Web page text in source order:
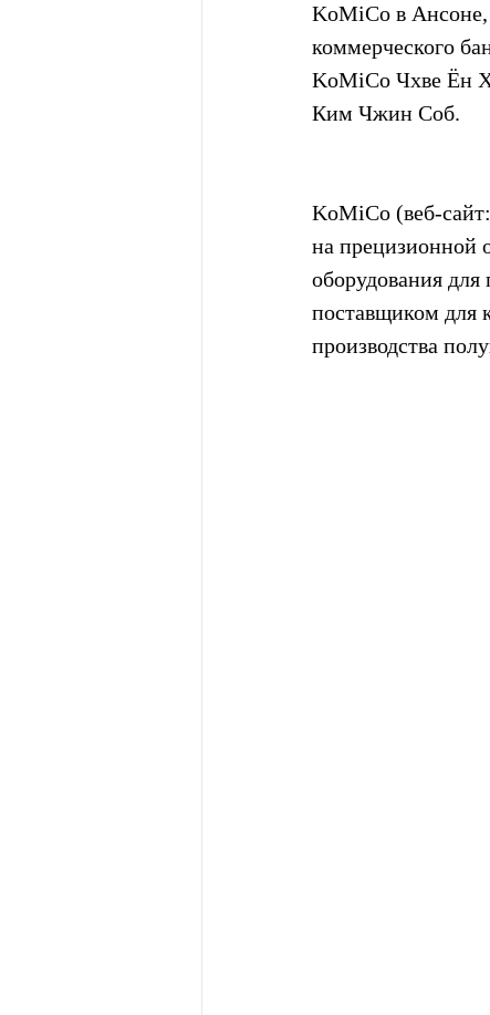
KoMiCo в Ансоне,
коммерческого
KoMiCo Чхве Ён
Ким Чжин Соб.
KoMiCo (веб-сайт:
на прецизионной
оборудования для
поставщиком для
производства